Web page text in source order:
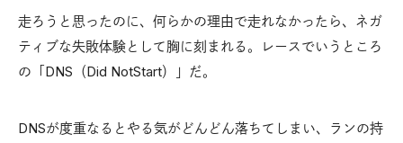
走ろうと思ったのに、何らかの理由で走れなかったら、ネガ
ティブな失敗体験として胸に刻まれる。レースでいうところ
の「DNS（Did NotStart）」だ。
DNSが度重なるとやる気がどんどん落ちてしまい、ランの持